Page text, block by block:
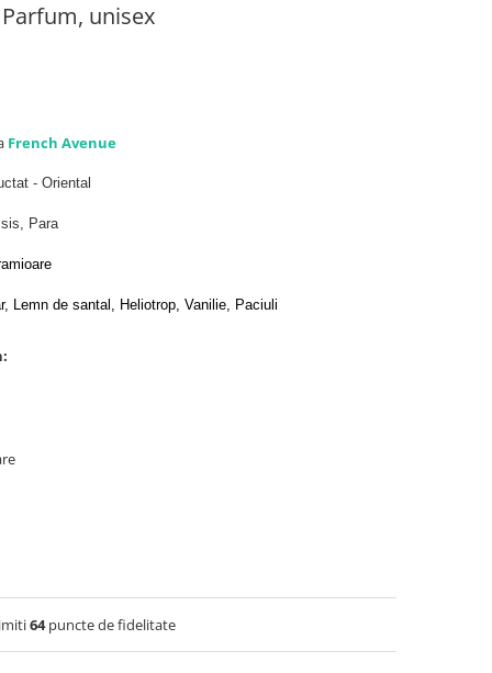
unisex
French Avenue
- Oriental
Para
Lemn de santal, Heliotrop, Vanilie, Paciuli
64puncte de fidelitate